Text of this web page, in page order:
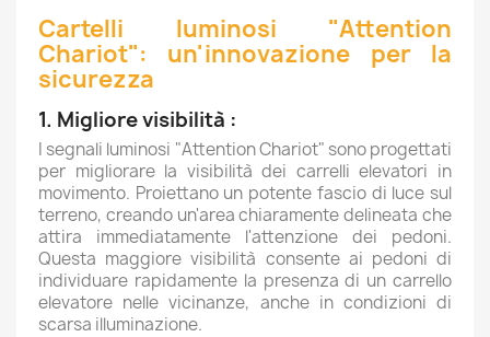
Cartelli luminosi "Attention
Chariot": un'innovazione per la
sicurezza
1. Migliore visibilità :
I segnali luminosi "Attention Chariot" sono progettati
per migliorare la visibilità dei carrelli elevatori in
movimento. Proiettano un potente fascio di luce sul
terreno, creando un'area chiaramente delineata che
attira immediatamente l'attenzione dei pedoni.
Questa maggiore visibilità consente ai pedoni di
individuare rapidamente la presenza di un carrello
elevatore nelle vicinanze, anche in condizioni di
scarsa illuminazione.